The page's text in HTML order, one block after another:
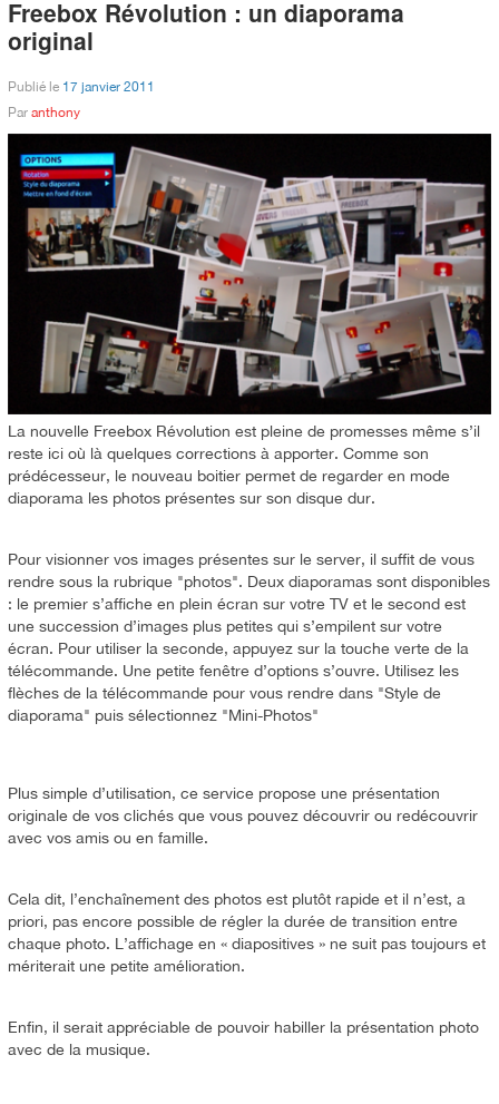
Freebox Révolution : un diaporama
original
Publié le 17 janvier 2011
Par anthony
La nouvelle Freebox Révolution est pleine de promesses même s’il
reste ici où là quelques corrections à apporter. Comme son
prédécesseur, le nouveau boitier permet de regarder en mode
diaporama les photos présentes sur son disque dur.
Pour visionner vos images présentes sur le server, il suffit de vous
rendre sous la rubrique "photos". Deux diaporamas sont disponibles
: le premier s’affiche en plein écran sur votre TV et le second est
une succession d’images plus petites qui s’empilent sur votre
écran. Pour utiliser la seconde, appuyez sur la touche verte de la
télécommande. Une petite fenêtre d’options s’ouvre. Utilisez les
flèches de la télécommande pour vous rendre dans "Style de
diaporama" puis sélectionnez "Mini-Photos"
Plus simple d’utilisation, ce service propose une présentation
originale de vos clichés que vous pouvez découvrir ou redécouvrir
avec vos amis ou en famille.
Cela dit, l’enchaînement des photos est plutôt rapide et il n’est, a
priori, pas encore possible de régler la durée de transition entre
chaque photo. L’affichage en « diapositives » ne suit pas toujours et
mériterait une petite amélioration.
Enfin, il serait appréciable de pouvoir habiller la présentation photo
avec de la musique.